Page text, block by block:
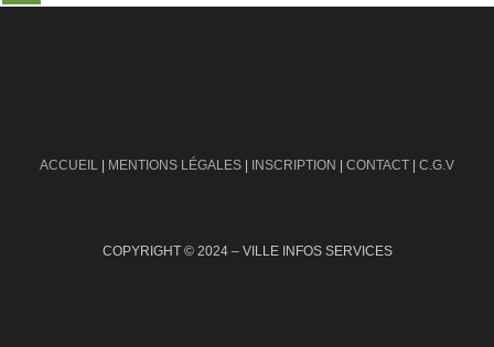
ACCUEIL | MENTIONS LÉGALES | INSCRIPTION | CONTACT | C.G.V
COPYRIGHT © 2024 – VILLE INFOS SERVICES